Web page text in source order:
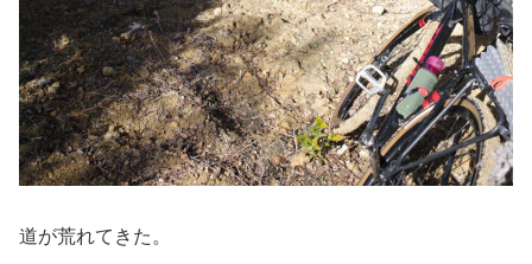
道が荒れてきた。